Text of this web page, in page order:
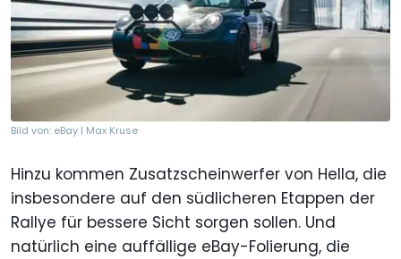
Bild von: eBay | Max Kruse
Hinzu kommen Zusatzscheinwerfer von Hella, die
insbesondere auf den südlicheren Etappen der
Rallye für bessere Sicht sorgen sollen. Und
natürlich eine auffällige eBay-Folierung, die